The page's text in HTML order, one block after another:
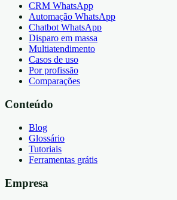
CRM WhatsApp
Automação WhatsApp
Chatbot WhatsApp
Disparo em massa
Multiatendimento
Casos de uso
Por profissão
Comparações
Conteúdo
Blog
Glossário
Tutoriais
Ferramentas grátis
Empresa